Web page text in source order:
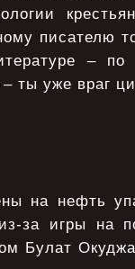
писателю
–
ты уже враг
на нефть
за игры на
Булат